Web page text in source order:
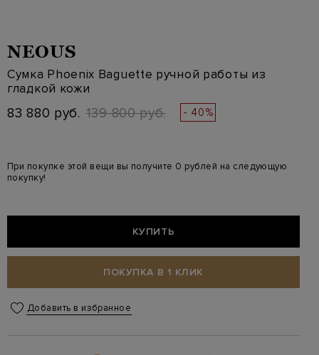
NEOUS
Сумка Phoenix Baguette ручной работы из
гладкой кожи
83 880 руб. 139 800 руб. - 40%
При покупке этой вещи вы получите 0 рублей на следующую
покупку!
КУПИТЬ
ПОКУПКА В 1 КЛИК
Добавить в избранное